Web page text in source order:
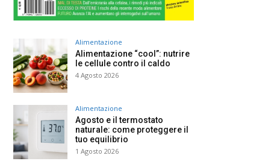
Alimentazione
Alimentazione “cool”: nutrire
le cellule contro il caldo
4 Agosto 2026
Alimentazione
Agosto e il termostato
naturale: come proteggere il
tuo equilibrio
1 Agosto 2026